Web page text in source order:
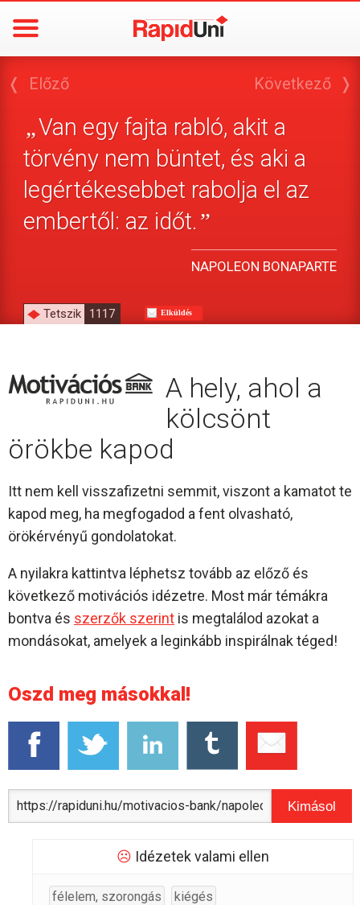
❬ Előző
„Van egy fajta rabló, akit a
törvény nem büntet, és aki a
legértékesebbet rabolja el az
embertől: az időt.”
NAPOLEON BONAPARTE
Következő ❭
Tetszik 1117 Elküldés
A hely, ahol a
kölcsönt
örökbe kapod
Itt nem kell visszafizetni semmit, viszont a kamatot te
kapod meg, ha megfogadod a fent olvasható,
örökérvényű gondolatokat.
A nyilakra kattintva léphetsz tovább az előző és
következő motivációs idézetre. Most már témákra
bontva és szerzők szerint is megtalálod azokat a
mondásokat, amelyek a leginkább inspirálnak téged!
Oszd meg másokkal!
Kimásol
☹ Idézetek valami ellen
félelem, szorongás
kiégés